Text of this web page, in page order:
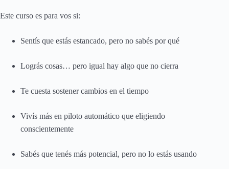
Este curso es para vos si:
Sentís que estás estancado, pero no sabés por qué
Lográs cosas… pero igual hay algo que no cierra
Te cuesta sostener cambios en el tiempo
Vivís más en piloto automático que eligiendo
conscientemente
Sabés que tenés más potencial, pero no lo estás usando